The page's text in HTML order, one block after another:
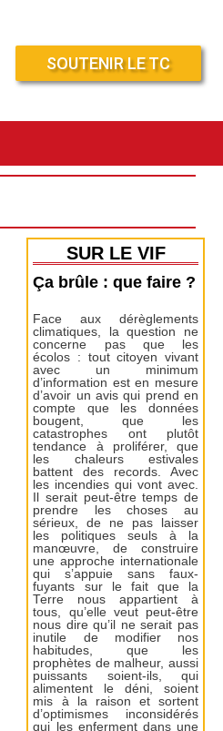
SOUTENIR LE TC
SUR LE VIF
Ça brûle : que faire ?
Face aux dérèglements
climatiques, la question ne
concerne pas que les
écolos : tout citoyen vivant
avec un minimum
d’information est en mesure
d’avoir un avis qui prend en
compte que les données
bougent, que les
catastrophes ont plutôt
tendance à proliférer, que
les chaleurs estivales
battent des records. Avec
les incendies qui vont avec.
Il serait peut-être temps de
prendre les choses au
sérieux, de ne pas laisser
les politiques seuls à la
manœuvre, de construire
une approche internationale
qui s’appuie sans faux-
fuyants sur le fait que la
Terre nous appartient à
tous, qu’elle veut peut-être
nous dire qu’il ne serait pas
inutile de modifier nos
habitudes, que les
prophètes de malheur, aussi
puissants soient-ils, qui
alimentent le déni, soient
mis à la raison et sortent
d’optimismes inconsidérés
qui les enferment dans une